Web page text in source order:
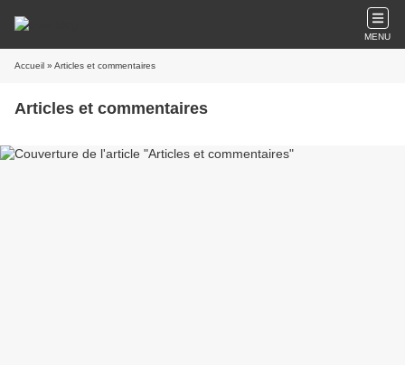
MENU
Accueil » Articles et commentaires
Articles et commentaires